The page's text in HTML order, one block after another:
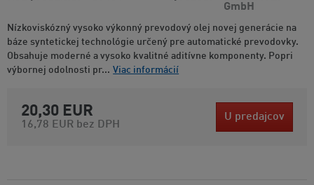
GmbH
Nízkoviskózný vysoko výkonný prevodový olej novej generácie na
báze syntetickej technológie určený pre automatické prevodovky.
Obsahuje moderné a vysoko kvalitné aditívne komponenty. Popri
výbornej odolnosti pr... Viac informácií
20,30 EUR
16,78 EUR bez DPH
U predajcov